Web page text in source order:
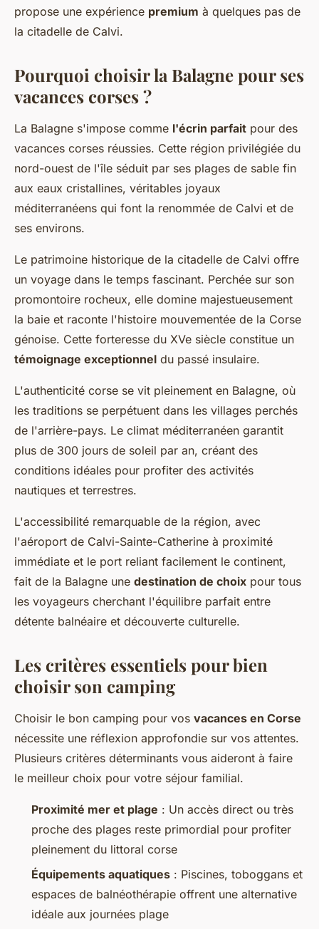
propose une expérience premium à quelques pas de
la citadelle de Calvi.
Pourquoi choisir la Balagne pour ses
vacances corses ?
La Balagne s'impose comme l'écrin parfait pour des
vacances corses réussies. Cette région privilégiée du
nord-ouest de l'île séduit par ses plages de sable fin
aux eaux cristallines, véritables joyaux
méditerranéens qui font la renommée de Calvi et de
ses environs.
Le patrimoine historique de la citadelle de Calvi offre
un voyage dans le temps fascinant. Perchée sur son
promontoire rocheux, elle domine majestueusement
la baie et raconte l'histoire mouvementée de la Corse
génoise. Cette forteresse du XVe siècle constitue un
témoignage exceptionnel du passé insulaire.
L'authenticité corse se vit pleinement en Balagne, où
les traditions se perpétuent dans les villages perchés
de l'arrière-pays. Le climat méditerranéen garantit
plus de 300 jours de soleil par an, créant des
conditions idéales pour profiter des activités
nautiques et terrestres.
L'accessibilité remarquable de la région, avec
l'aéroport de Calvi-Sainte-Catherine à proximité
immédiate et le port reliant facilement le continent,
fait de la Balagne une destination de choix pour tous
les voyageurs cherchant l'équilibre parfait entre
détente balnéaire et découverte culturelle.
Les critères essentiels pour bien
choisir son camping
Choisir le bon camping pour vos vacances en Corse
nécessite une réflexion approfondie sur vos attentes.
Plusieurs critères déterminants vous aideront à faire
le meilleur choix pour votre séjour familial.
Proximité mer et plage : Un accès direct ou très
proche des plages reste primordial pour profiter
pleinement du littoral corse
Équipements aquatiques : Piscines, toboggans et
espaces de balnéothérapie offrent une alternative
idéale aux journées plage